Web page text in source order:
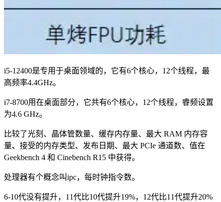
i5-12400是专用于桌面领域的，它有6个核心，12个线程，最
高频率4.4GHz。
i7-8700用在桌面部分，它共有6个核心，12个线程，睿频设置
为4.6 GHz。
比较了光刻、晶体管数量、缓存内存量、最大 RAM 内存容
量、接受的内存类型、发布日期、最大 PCIe 通道数、值​​​​在
Geekbench 4 和 Cinebench R15 中获得。
处理器有个概念叫ipc，每时钟指令数。
6-10代没有提升，11代比10代提升19%，12代比11代提升20%